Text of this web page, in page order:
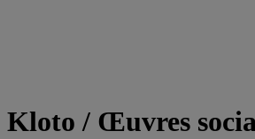
Kloto / Œuvres